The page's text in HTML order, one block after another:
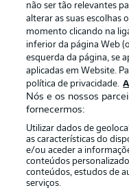
Trabalhe conosco
Contato
não ser tão relevantes
alterar as suas escolhas
momento clicando na
inferior da página Web
esquerda da página, se
aplicadas em Website.
política de privacidade.
Nós e os nossos
fornecermos:
Utilizar dados de
as características do
e/ou aceder a
conteúdos
conteúdos, estudos de
serviços.